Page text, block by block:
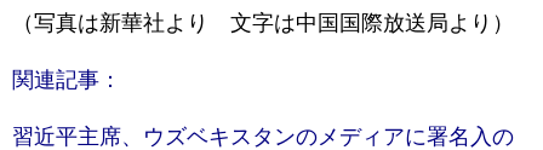
（写真は新華社より 文字は中国国際放送局より）
関連記事：
習近平主席、ウズベキスタンのメディアに署名入の